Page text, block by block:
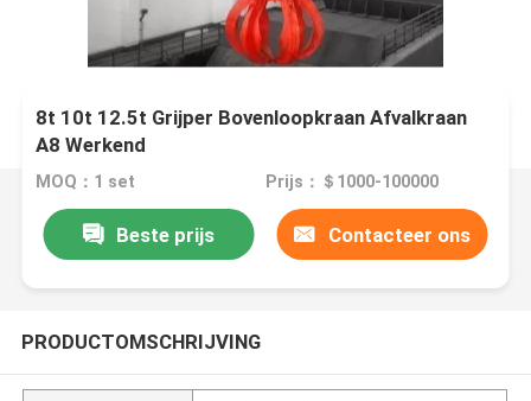
8t 10t 12.5t Grijper Bovenloopkraan Afvalkraan
A8 Werkend
MOQ：1 set Prijs：＄1000-100000
Beste prijs Contacteer ons
PRODUCTOMSCHRIJVING